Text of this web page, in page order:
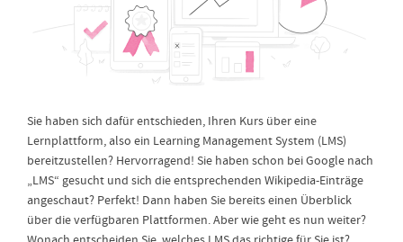
Sie haben sich dafür entschieden, Ihren Kurs über eine
Lernplattform, also ein Learning Management System (LMS)
bereitzustellen? Hervorragend! Sie haben schon bei Google nach
„LMS“ gesucht und sich die entsprechenden Wikipedia-Einträge
angeschaut? Perfekt! Dann haben Sie bereits einen Überblick
über die verfügbaren Plattformen. Aber wie geht es nun weiter?